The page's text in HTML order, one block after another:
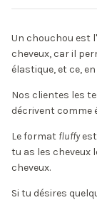
Un chouchou est
cheveux, car il
élastique, et ce,
Nos clientes les
décrivent
Le format fluffyest
tu as les cheveux
cheveux.
Si tu désires